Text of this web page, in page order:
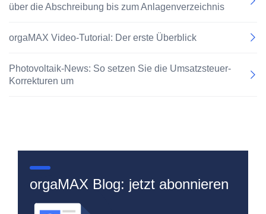
über die Abschreibung bis zum Anlagenverzeichnis
orgaMAX Video-Tutorial: Der erste Überblick
Photovoltaik-News: So setzen Sie die Umsatzsteuer-
Korrekturen um
orgaMAX Blog: jetzt abonnieren